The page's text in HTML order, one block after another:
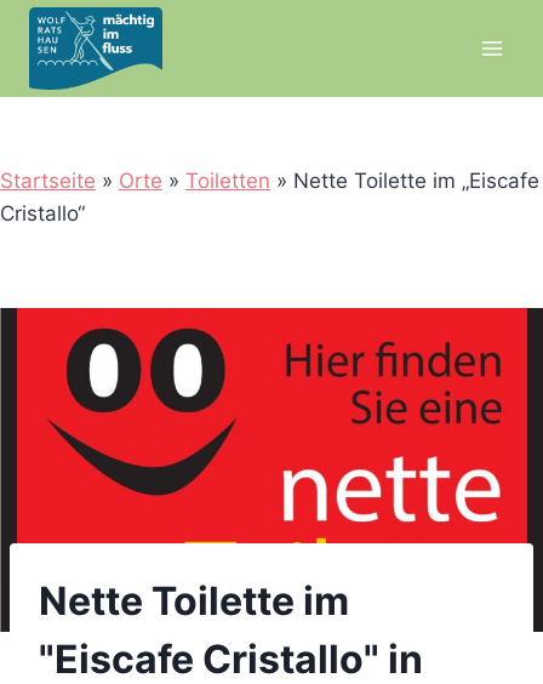
Zum
Inhalt
springen
Startseite » Orte » Toiletten » Nette Toilette im „Eiscafe
Cristallo“
Nette Toilette im
"Eiscafe Cristallo" in